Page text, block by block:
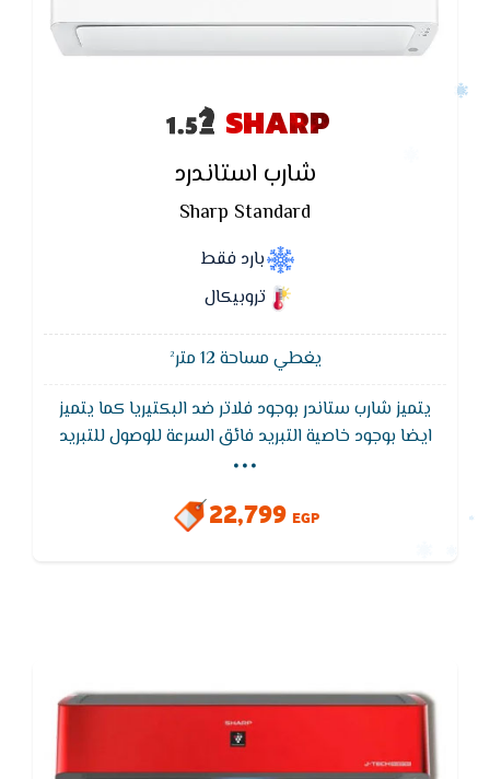
SHARP
شارب استاندرد
Sharp Standard
بارد فقط
تروبيكال
يغطي مساحة 12 متر²
يتميز شارب ستاندر بوجود فلاتر ضد البكتيريا كما يتميز
ايضا بوجود خاصية التبريد فائق السرعة للوصول للتبريد
المطلوب فى اسرع وقت مع توفير فى التيار الكهربائى
الانقطاع
...
22,799 EGP